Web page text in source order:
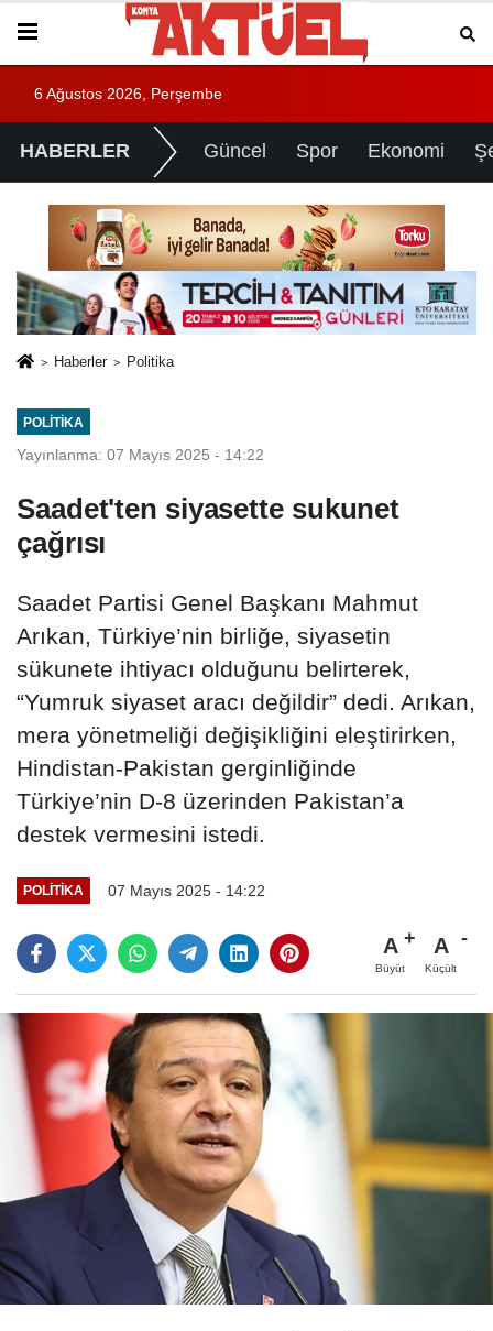
6 Ağustos 2026, Perşembe
HABERLER Güncel Spor Ekonomi
Haberler Politika
POLITIKA
Yayınlanma: 07 Mayıs 2025 - 14:22
Saadet'ten siyasette sukunet
çağrısı
Saadet Partisi Genel Başkanı Mahmut
Arıkan, Türkiye’nin birliğe, siyasetin
sükunete ihtiyacı olduğunu belirterek,
“Yumruk siyaset aracı değildir” dedi. Arıkan,
mera yönetmeliği değişikliğini eleştirirken,
Hindistan-Pakistan gerginliğinde
Türkiye’nin D-8 üzerinden Pakistan’a
destek vermesini istedi.
POLITIKA 07 Mayıs 2025 - 14:22
A
Büyüt
A
Küçült